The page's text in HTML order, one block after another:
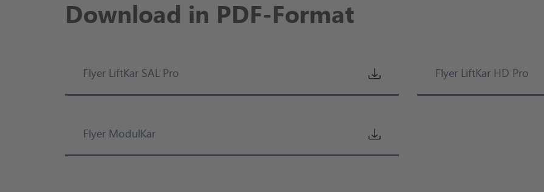
Download in PDF-Format
Flyer LiftKar SAL Pro Flyer LiftKar HD Pro
Flyer ModulKar